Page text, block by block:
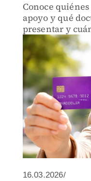
Conoce
apoyo y qué
presentar y
16.03.2026/